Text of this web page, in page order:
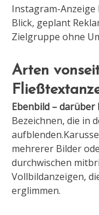
Instagram-
Blick, geplant
Zielgruppe ohne
Arten
Ebenbild – darüber
Bezeichnen, die in
mehrerer Bilder
durchwischen
Vollbildanzeigen,
erglimmen.